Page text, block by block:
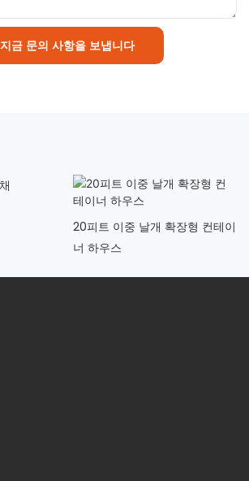
지금 문의 사항을 보냅니다
20피트 이중 날개 확장형 컨테이
너 하우스